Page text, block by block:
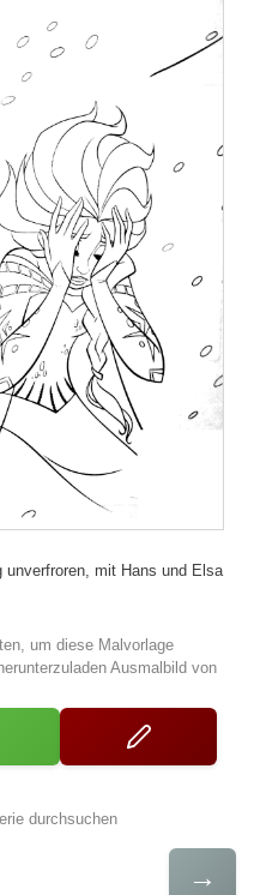
mit Hans und Elsa
um diese Malvorlage
Ausmalbild von
durchsuchen
→